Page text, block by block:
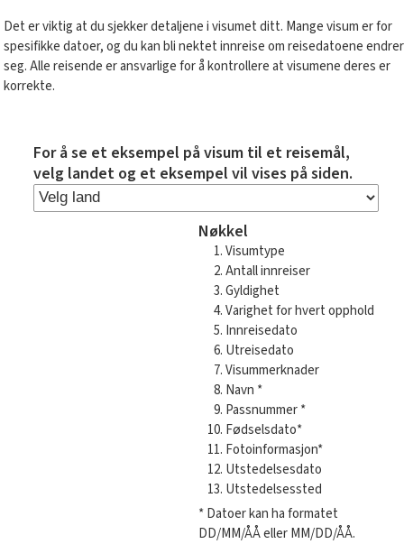
Det er viktig at du sjekker detaljene i visumet ditt. Mange visum er for
spesifikke datoer, og du kan bli nektet innreise om reisedatoene endrer
seg. Alle reisende er ansvarlige for å kontrollere at visumene deres er
korrekte.
For å se et eksempel på visum til et reisemål,
velg landet og et eksempel vil vises på siden.
Nøkkel
Visumtype
Antall innreiser
Gyldighet
Varighet for hvert opphold
Innreisedato
Utreisedato
Visummerknader
Navn *
Passnummer *
Fødselsdato*
Fotoinformasjon*
Utstedelsesdato
Utstedelsessted
* Datoer kan ha formatet
DD/MM/ÅÅ eller MM/DD/ÅÅ.